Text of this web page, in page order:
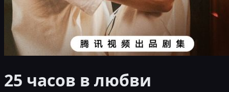
25 часов в любви